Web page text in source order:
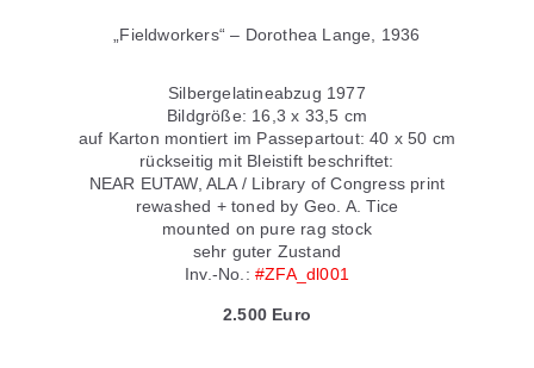
„Fieldworkers“ – Dorothea Lange, 1936
Silbergelatineabzug 1977
Bildgröße: 16,3 x 33,5 cm
auf Karton montiert im Passepartout: 40 x 50 cm
rückseitig mit Bleistift beschriftet:
NEAR EUTAW, ALA / Library of Congress print
rewashed + toned by Geo. A. Tice
mounted on pure rag stock
sehr guter Zustand
Inv.-No.: #ZFA_dl001
2.500 Euro